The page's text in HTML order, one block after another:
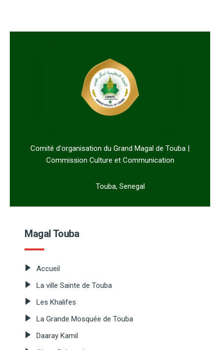
Comité d'organisation du Grand Magal de Touba |
Commission Culture et Communication
Touba, Senegal
Magal Touba
Accueil
La ville Sainte de Touba
Les Khalifes
La Grande Mosquée de Touba
Daaray Kamil